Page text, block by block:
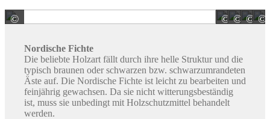
© © © © ©
Nordische Fichte
Die beliebte Holzart fällt durch ihre helle Struktur und die
typisch braunen oder schwarzen bzw. schwarzumrandeten
Äste auf. Die Nordische Fichte ist leicht zu bearbeiten und
feinjährig gewachsen. Da sie nicht witterungsbeständig
ist, muss sie unbedingt mit Holzschutzmittel behandelt
werden.